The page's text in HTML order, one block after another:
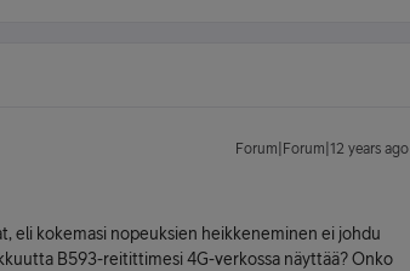
Forum|Forum|12 years ago
eli kokemasi nopeuksien heikkeneminen ei johdu
B593-reitittimesi 4G-verkossa näyttää? Onko